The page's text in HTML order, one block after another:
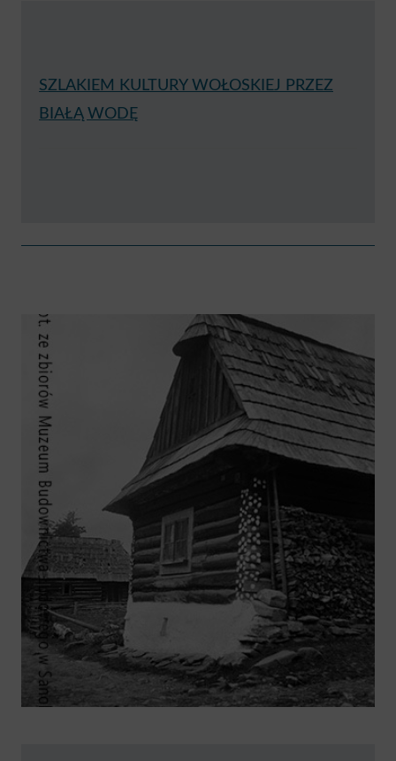
SZLAKIEM KULTURY WOŁOSKIEJ PRZEZ
BIAŁĄ WODĘ